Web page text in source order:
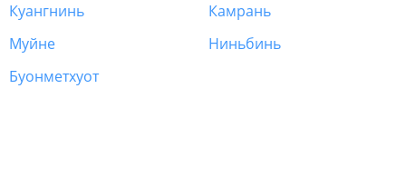
Куангнинь
Камрань
Муйне
Ниньбинь
Буонметхуот